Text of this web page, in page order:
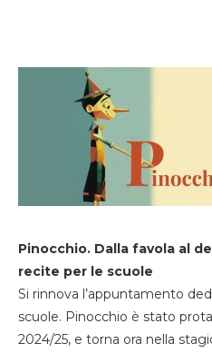
Pinocchio. Dalla favola al
recite per le scuole
Si rinnova l’appuntamento
scuole. Pinocchio è stato
2024/25, e torna ora nella